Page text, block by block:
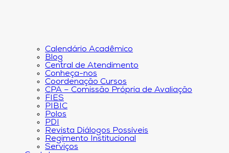
Calendário Acadêmico
Blog
Central de Atendimento
Conheça-nos
Coordenação Cursos
CPA – Comissão Própria de Avaliação
FIES
PIBIC
Polos
PDI
Revista Diálogos Possíveis
Regimento Institucional
Serviços